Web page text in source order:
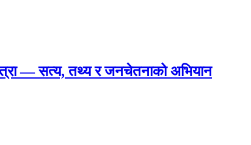
— सत्य, तथ्य र जनचेतनाको अभियान